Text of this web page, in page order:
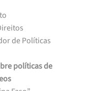
de Políticas
políticas de